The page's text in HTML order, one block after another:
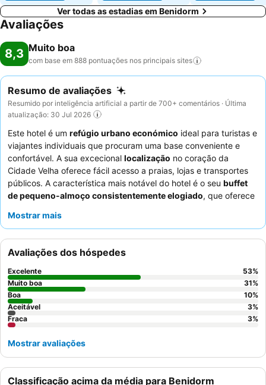
Ver todas as estadias em Benidorm
Avaliações
8,3 Muito boa
com base em 888 pontuações nos principais sites
Resumo de avaliações
Resumido por inteligência artificial a partir de 700+ comentários · Última
atualização: 30 Jul 2026
Este hotel é um refúgio urbano económico ideal para turistas e
viajantes individuais que procuram uma base conveniente e
confortável. A sua excecional localização no coração da
Cidade Velha oferece fácil acesso a praias, lojas e transportes
públicos. A característica mais notável do hotel é o seu buffet
de pequeno-almoço consistentemente elogiado, que oferece
hóspedes destacam consistentemente o
e convidativa. Para uma experiência mais tranquila, os
hóspedes devem considerar pedir um quarto virado para o
jardim.
Mostrar mais
Classificação acima da média para Benidorm
Avaliações dos hóspedes
Excelente 53%
Muito boa
31%
Boa
10%
Aceitável
3%
Fraca
3%
Mostrar avaliações